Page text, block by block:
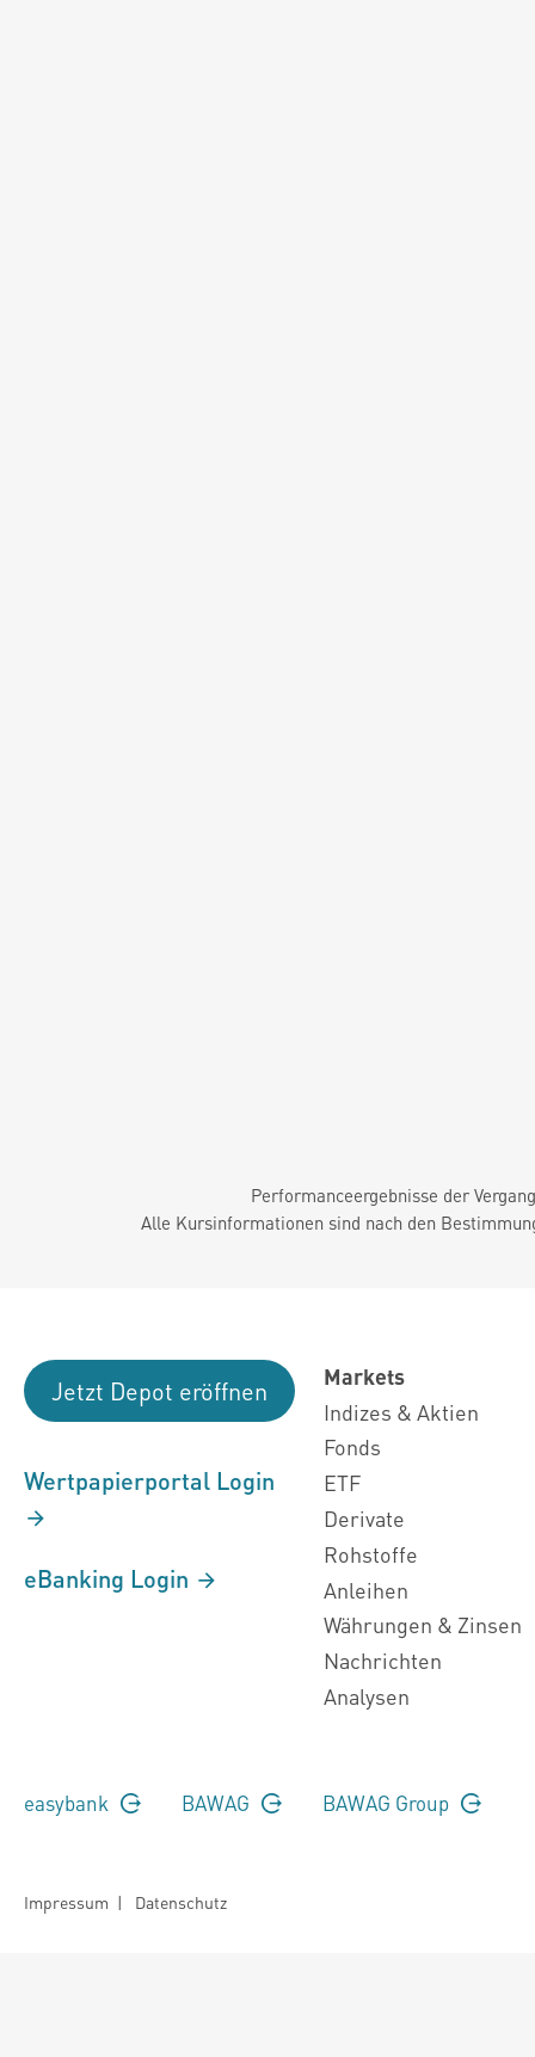
Performanceergebnisse der
Alle Kursinformationen sind nach den
Jetzt Depot eröffnen
Wertpapierportal Login
eBanking Login
Markets
Indizes & Aktien
Fonds
ETF
Derivate
Rohstoffe
Anleihen
Währungen & Zinsen
Nachrichten
Analysen
easybank BAWAG BAWAG Group
Impressum | Datenschutz